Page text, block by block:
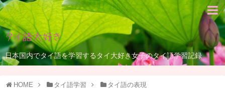
タイ語大好き
日本国内でタイ語を学習するタイ大好き女子のタイ語学習記録
HOME タイ語学習 タイ語の表現